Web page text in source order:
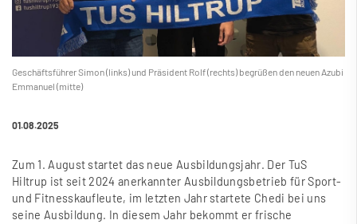
Geschäftsführer Simon (links) und Präsident Rolf (rechts) begrüßen den neuen Azubi
Emmanuel (mitte)
01.08.2025
Zum 1. August startet das neue Ausbildungsjahr. Der TuS
Hiltrup ist seit 2024 anerkannter Ausbildungsbetrieb für Sport-
und Fitnesskaufleute, im letzten Jahr startete Chedi bei uns
seine Ausbildung. In diesem Jahr bekommt er frische